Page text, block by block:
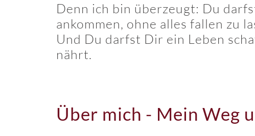
Denn ich bin überzeugt: Du
ankommen, ohne alles fallen zu
Und Du darfst Dir ein Leben
nährt.
Über mich - Mein Weg